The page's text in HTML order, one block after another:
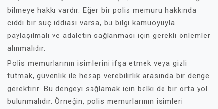
bilmeye hakkı vardır. Eğer bir polis memuru hakkında
ciddi bir suç iddiası varsa, bu bilgi kamuoyuyla
paylaşılmalı ve adaletin sağlanması için gerekli önlemler
alınmalıdır.
Polis memurlarının isimlerini ifşa etmek veya gizli
tutmak, güvenlik ile hesap verebilirlik arasında bir denge
gerektirir. Bu dengeyi sağlamak için belki de bir orta yol
bulunmalıdır. Örneğin, polis memurlarının isimleri